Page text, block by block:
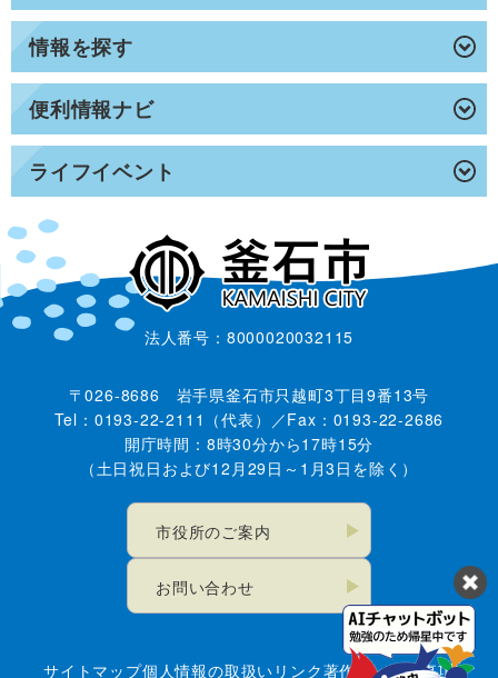
情報を探す
便利情報ナビ
ライフイベント
法人番号：8000020032115
〒026-8686 岩手県釜石市只越町3丁目9番13号
Tel：0193-22-2111（代表）／Fax：0193-22-2686
開庁時間：8時30分から17時15分
（土日祝日および12月29日～1月3日を除く）
市役所のご案内
お問い合わせ
サイトマップ個人情報の取扱い リンク著作権・免責事項